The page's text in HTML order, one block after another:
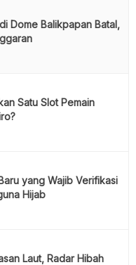
Dome Balikpapan Batal,
Satu Slot Pemain
yang Wajib Verifikasi
Hijab
Laut, Radar Hibah